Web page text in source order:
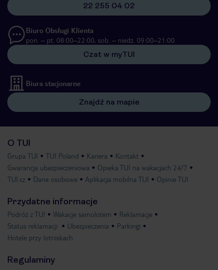
22 255 04 02
Biuro Obsługi Klienta
pon. – pt. 08:00–22:00, sob. – niedz. 09:00–21:00
Czat w myTUI
Biura stacjonarne
Znajdź na mapie
O TUI
Grupa TUI TUI Poland Kariera
Kontakt
Gwarancja ubezpieczeniowa
Opieka TUI na wakacjach 24/7
TUI.cz
Dane osobowe Aplikacja mobilna TUI Opinie TUI
Przydatne informacje
Podróż z TUI Wakacje samolotem
Reklamacje
Status reklamacji
Ubezpieczenia
Parkingi
Hotele przy lotniskach
Regulaminy